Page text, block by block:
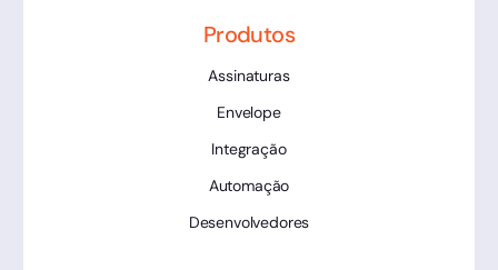
Produtos
Assinaturas
Envelope
Integração
Automação
Desenvolvedores